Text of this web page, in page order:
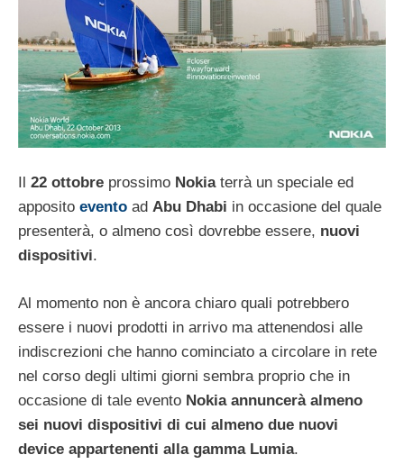
22 ottobre prossimo Nokiaterrà un speciale ed
apposito evento ad Abu Dhabi in occasione del quale
presenterà, o almeno così dovrebbe essere, nuovi
dispositivi.
Al momento non è ancora chiaro quali potrebbero
essere i nuovi prodotti in arrivo ma attenendosi alle
indiscrezioni che hanno cominciato a circolare in rete
nel corso degli ultimi giorni sembra proprio che in
occasione di tale evento Nokia annuncerà almeno
sei nuovi dispositivi di cui almeno due nuovi
device appartenenti alla gamma Lumia.